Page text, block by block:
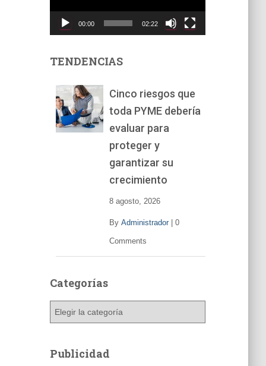
t
00:00 02:22
TENDENCIAS
Cinco riesgos que
toda PYME debería
evaluar para
proteger y
garantizar su
crecimiento
8 agosto, 2026
By Administrador| 0
Comments
Categorías
g
Publicidad